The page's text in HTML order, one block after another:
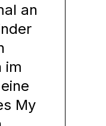
an
im
My